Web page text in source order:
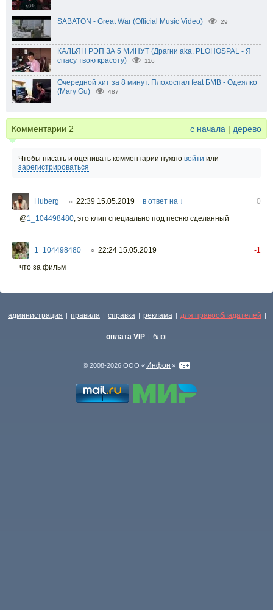
SABATON - Great War (Official Music Video) 29
КАЛЬЯН РЭП ЗА 5 МИНУТ (Драгни aka. PLOHOSPAL - Я
спасу твою красоту)
116
Очередной хит за 8 минут. Плохоспал feat БМВ - Одеялко
(Mary Gu)
487
Комментарии 2 с начала | дерево
Чтобы писать и оценивать комментарии нужно войти или
зарегистрироваться
Huberg ○ 22:39 15.05.2019 в ответ на ↓
0
@1_104498480, это клип специально под песню сделанный
1_104498480 ○ 22:24 15.05.2019
-1
что за фильм
администрация | правила | справка | реклама | для правообладателей |
оплата VIP | блог
© 2008-2026 ООО « Инфон »